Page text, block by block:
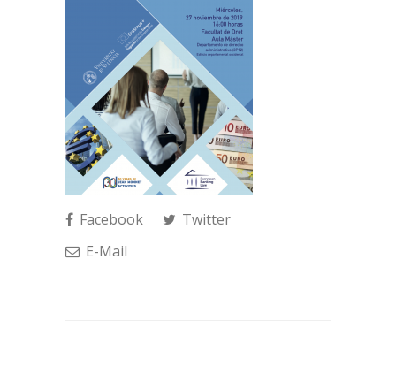
Facebook
Twitter
E-Mail